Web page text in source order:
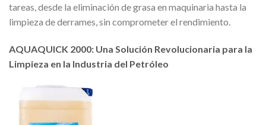
tareas, desde la eliminación de grasa en maquinaria hasta la
limpieza de derrames, sin comprometer el rendimiento.
AQUAQUICK 2000: Una Solución Revolucionaria para la
Limpieza en la Industria del Petróleo